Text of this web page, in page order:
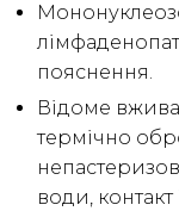
пояснення.
Відоме
термічно
води,